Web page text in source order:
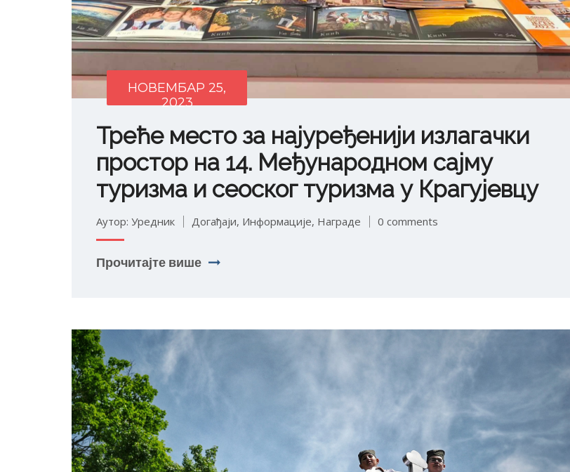
НОВЕМБАР 25,
2023
Треће место за најуређенији излагачки
простор на 14. Међународном сајму
туризма и сеоског туризма у Крагујевцу
Аутор: Уредник Догађаји, Информације, Награде 0 comments
Прочитајте више